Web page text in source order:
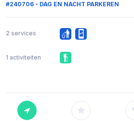
#240706 - DAG EN NACHT PARKEREN
2 services
1 activiteiten